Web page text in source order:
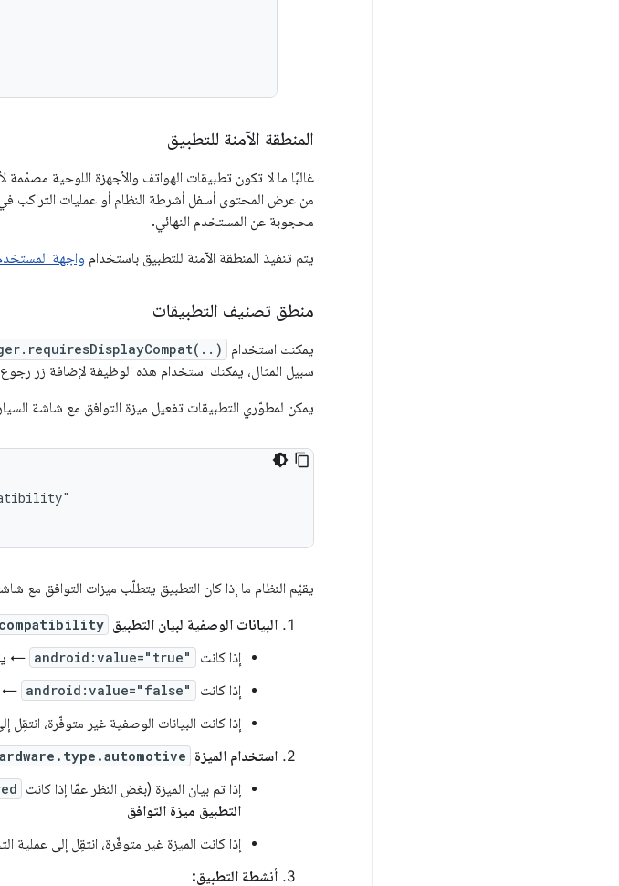
المنطقة الآمنة للتطبيق
من عرض المحتوى أسفل أشرطة النظام أو عمليات التراكب
محجوبة عن المستخدم النهائي.
يتم تنفيذ المنطقة الآمنة للتطبيق باستخدام واجهة
منطق تصنيف التطبيقات
يمكنك استخدام
سبيل المثال، يمكنك استخدام هذه الوظيفة لإضافة زر
يمكن لمطوّري التطبيقات تفعيل ميزة التوافق مع شاشة
يقيّم النظام ما إذا كان التطبيق يتطلّب ميزات التوافق مع
البيانات الوصفية لبيان التطبيق
إذا كانت
android:value="true"
←
إذا كانت
android:value="false"
إذا كانت البيانات الوصفية غير متوفّرة، انتقِل
استخدام الميزة
إذا تم بيان الميزة (بغض النظر عمّا إذا كانت
التطبيق ميزة التوافق
إذا كانت الميزة غير متوفّرة، انتقِل إلى عملية
أنشطة التطبيق: